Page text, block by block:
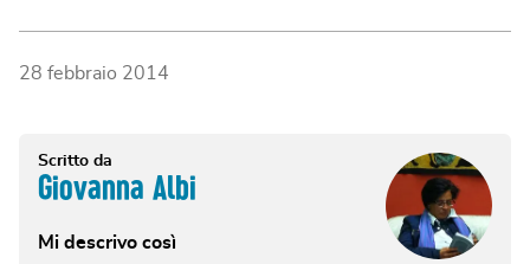
28 febbraio 2014
Scritto da
Giovanna Albi
Mi descrivo così